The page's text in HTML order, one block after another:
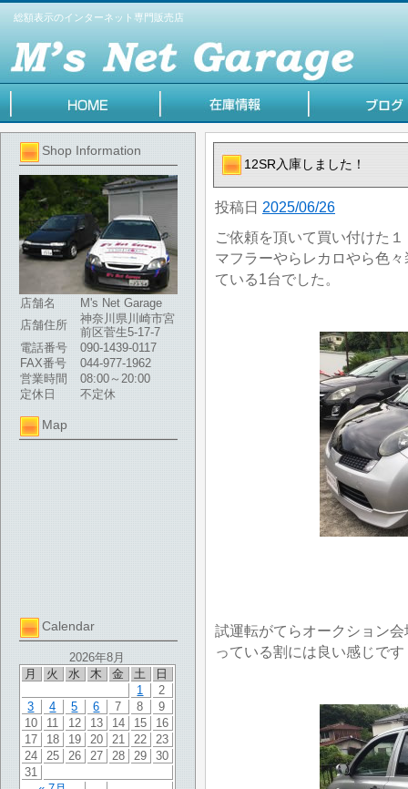
総額表示のインターネット専門販売店
Shop Information
店舗名
M's Net Garage
店舗住所
神奈川県川崎市宮
前区菅生5-17-7
電話番号
090-1439-0117
FAX番号
044-977-1962
営業時間
08:00～20:00
定休日
不定休
Map
Calendar
2026年8月
月
火 水 木 金 土 日
1
2
3
4 5 6 7 8
9
10
11 12 13 14 15
16
17
18 19 20 21 22
23
24
25 26 27 28 29
30
31
12SR入庫しました！
投稿日 2025/06/26
ご依頼を頂いて買い付けた
マフラーやらレカロやら色
ている1台でした。
試運転がてらオークション
っている割には良い感じです